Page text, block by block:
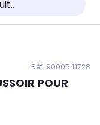
Réf. 9000541728
POUR